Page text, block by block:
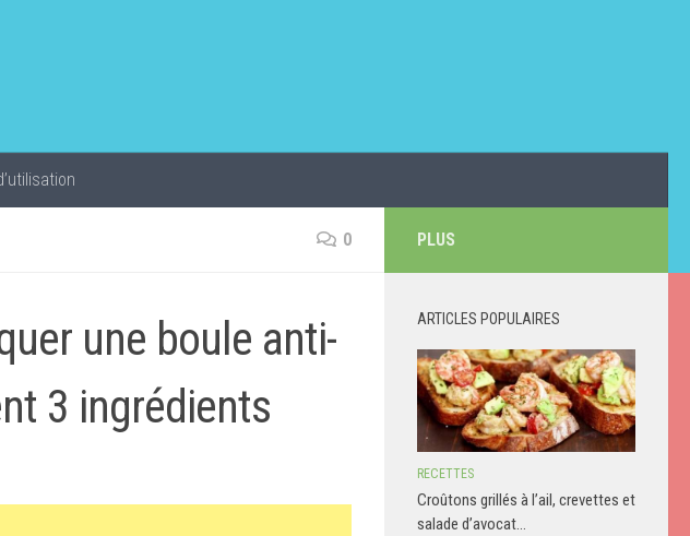
0
une boule anti-
3 ingrédients
PLUS
ARTICLES POPULAIRES
RECETTES
Croûtons grillés à l’ail, crevettes et
salade d’avocat…